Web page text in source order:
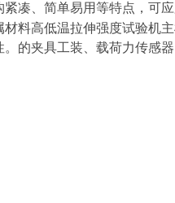
紧凑、简单易用等特点，可
材料高低温拉伸强度试验机
的夹具工装、载荷力传感